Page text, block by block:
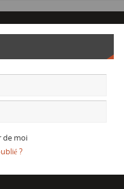
de moi
?